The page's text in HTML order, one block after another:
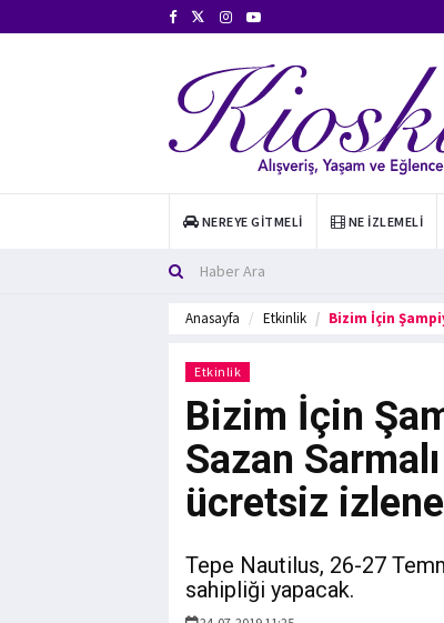
NEREYE GITMELI NE İZLEMELI
Anasayfa Etkinlik Bizim İçin
Etkinlik
Bizim İçin
Sazan
ücretsiz
Tepe Nautilus, 26-27
sahipliği yapacak.